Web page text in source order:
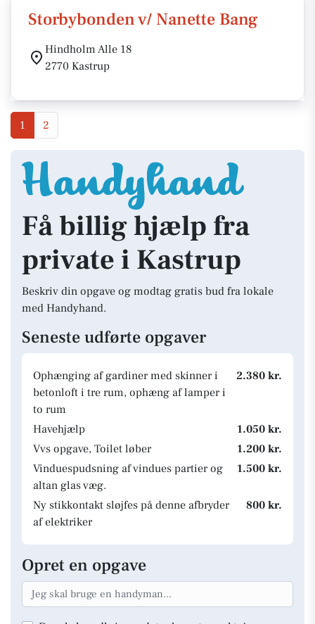
Storbybonden v/ Nanette Bang
Hindholm Alle 18
2770 Kastrup
1 2
Få billig hjælp fra
private i Kastrup
Beskriv din opgave og modtag gratis bud fra lokale
med Handyhand.
Seneste udførte opgaver
Ophænging af gardiner med skinner i
betonloft i tre rum, ophæng af lamper i
to rum
2.380 kr.
Havehjælp
1.050 kr.
Vvs opgave, Toilet løber
1.200 kr.
Vinduespudsning af vindues partier og
altan glas væg.
1.500 kr.
Ny stikkontakt sløjfes på denne afbryder
af elektriker
800 kr.
Opret en opgave